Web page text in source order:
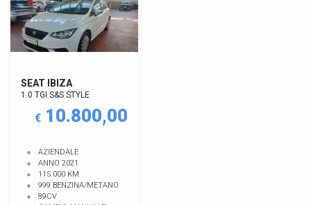
SEAT IBIZA
1.0 TGI S&S STYLE
€10.800,00
AZIENDALE
ANNO 2021
115.000 KM
999 BENZINA/METANO
89CV